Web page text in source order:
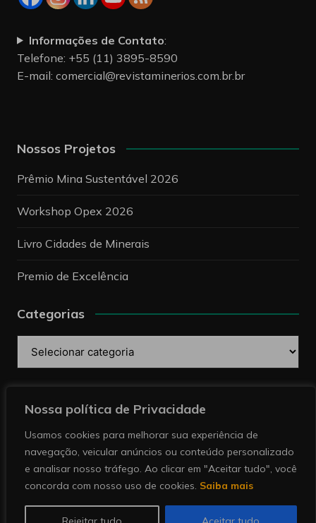
Nossa política de Privacidade
Usamos cookies para melhorar sua experiência de
navegação, veicular anúncios ou conteúdo personalizado
e analisar nosso tráfego. Ao clicar em "Aceitar tudo", você
concorda com nosso uso de cookies. Saiba mais
Informações de Contato:
Telefone: +55 (11) 3895-8590
E-mail: comercial@revistaminerios.com.br.br
Nossos Projetos
Prêmio Mina Sustentável 2026
Workshop Opex 2026
Livro Cidades de Minerais
Premio de Excelência
Categorias
mineração. Todos direitos reservados.